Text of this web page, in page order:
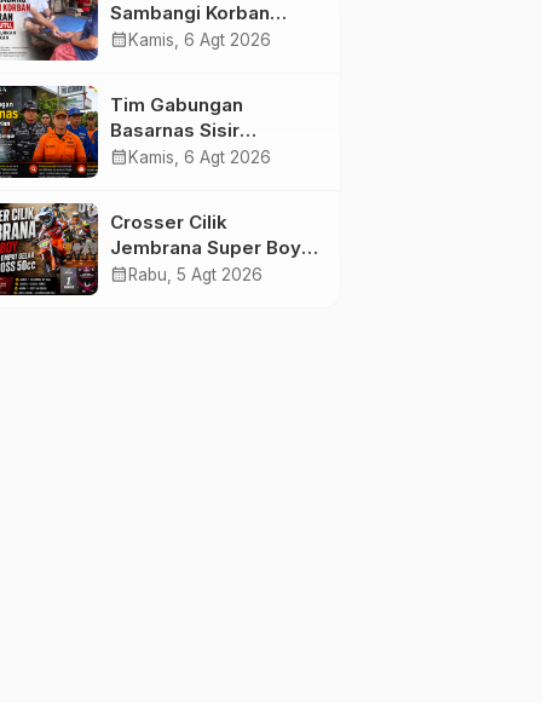
Sambangi Korban
Kebakaran di
Ringankan Beban
Warga
calendar_month Kamis, 6 Agt 2026
Tim Gabungan
Basarnas Sisir
Pencarian Nelayan
calendar_month Kamis, 6 Agt 2026
Crosser Cilik
Jembrana Super Boy
Sapu Bersih Empat
calendar_month Rabu, 5 Agt 2026